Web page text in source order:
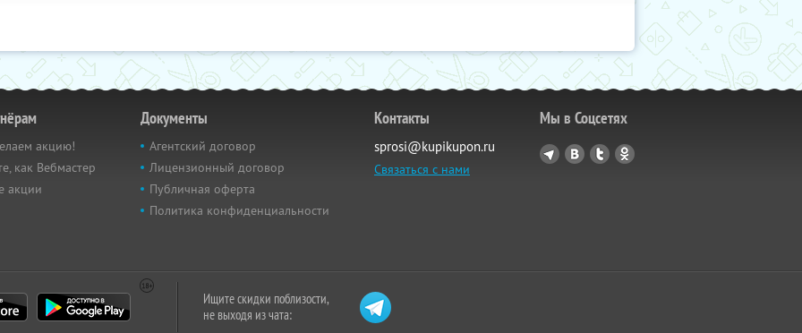
акцию!
как Вебмастер
акции
Документы
Агентский договор
Лицензионный договор
Публичная оферта
Политика конфиденциальности
Контакты
sprosi@kupikupon.ru
Связаться с нами
Мы в Соцсетях
Ищите скидки поблизости,
не выходя из чата: